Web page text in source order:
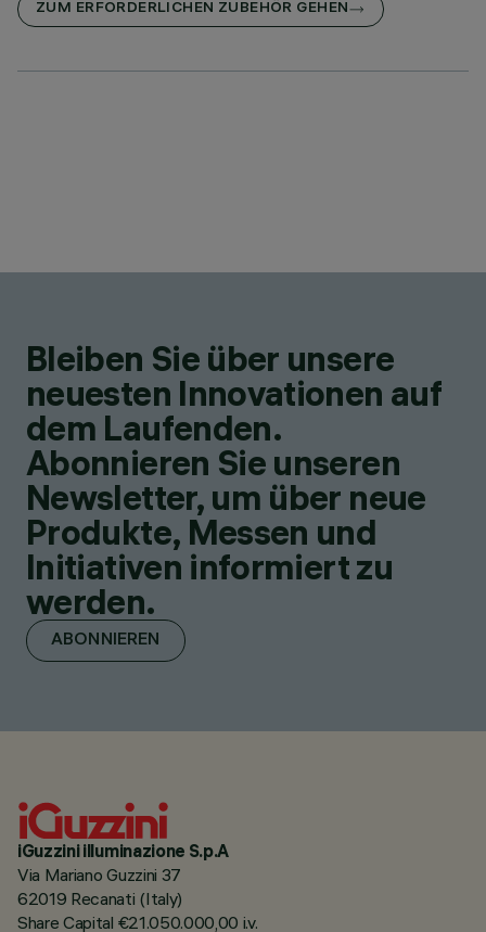
ZUM ERFORDERLICHEN ZUBEHÖR GEHEN
Bleiben Sie über unsere
neuesten Innovationen auf
dem Laufenden.
Abonnieren Sie unseren
Newsletter, um über neue
Produkte, Messen und
Initiativen informiert zu
werden.
ABONNIEREN
iGuzzini illuminazione S.p.A
Via Mariano Guzzini 37
62019 Recanati (Italy)
Share Capital €21.050.000,00 i.v.